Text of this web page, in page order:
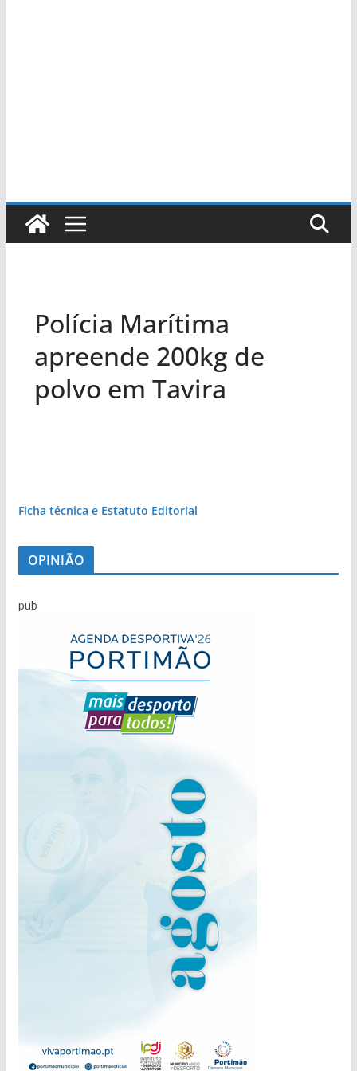
Polícia Marítima
apreende 200kg de
polvo em Tavira
Ficha técnica e Estatuto Editorial
OPINIÃO
pub